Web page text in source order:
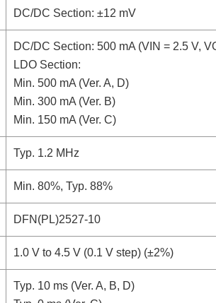
DC/DC Section: ±12 mV
DC/DC Section: 500 mA (VIN = 2.5 V,
LDO Section:
Min. 500 mA (Ver. A, D)
Min. 300 mA (Ver. B)
Min. 150 mA (Ver. C)
Typ. 1.2 MHz
Min. 80%, Typ. 88%
DFN(PL)2527-10
1.0 V to 4.5 V (0.1 V step) (±2%)
Typ. 10 ms (Ver. A, B, D)